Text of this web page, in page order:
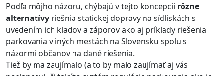
Podľa môjho názoru, chýbajú v tejto koncepcii rôzne
alternatívy riešnia statickej dopravy na sídliskách s
uvedením ich kladov a záporov ako aj príklady riešenia
parkovania v iných mestách na Slovensku spolu s
názormi občanov na dané riešenia.
Tiež by ma zaujímalo (a to by malo zaujímať aj vás